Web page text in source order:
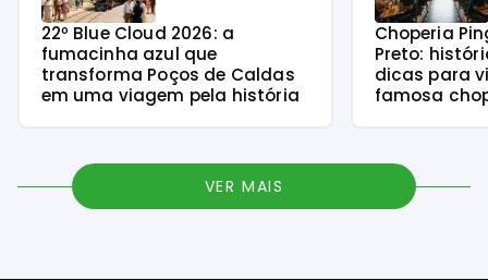
22º Blue Cloud 2026: a
fumacinha azul que
transforma Poços de Caldas
em uma viagem pela história
Choperia
Preto:
dicas para
famosa
VER MAIS